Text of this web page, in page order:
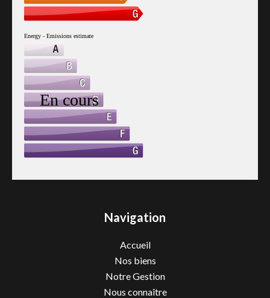
Navigation
Accueil
Nos biens
Notre Gestion
Nous connaître